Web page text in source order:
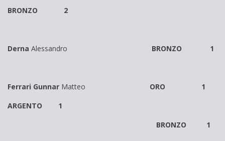
BRONZO 2
Derna Alessandro BRONZO 1
Ferrari Gunnar Matteo ORO 1
ARGENTO 1
BRONZO 1